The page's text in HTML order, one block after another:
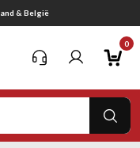
75,-
0